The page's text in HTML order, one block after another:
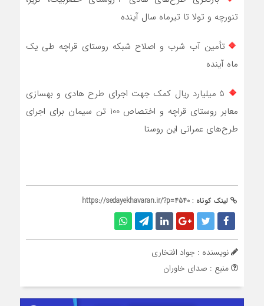
تنورچه و تولا تا تیرماه سال آینده
🔶 تأمین آب شرب و اصلاح شبکه روستای قراچه طی یک
ماه آینده
🔶
5 میلیارد ریال کمک جهت اجرای طرح هادی و بهسازی
معابر روستای قراچه و اختصاص 100 تن سیمان برای اجرای
طرح‌های عمرانی این روستا
لینک کوتاه : https://sedayekhavaran.ir/?p=4540
نویسنده : جواد افتخاری
منبع : صدای خاوران